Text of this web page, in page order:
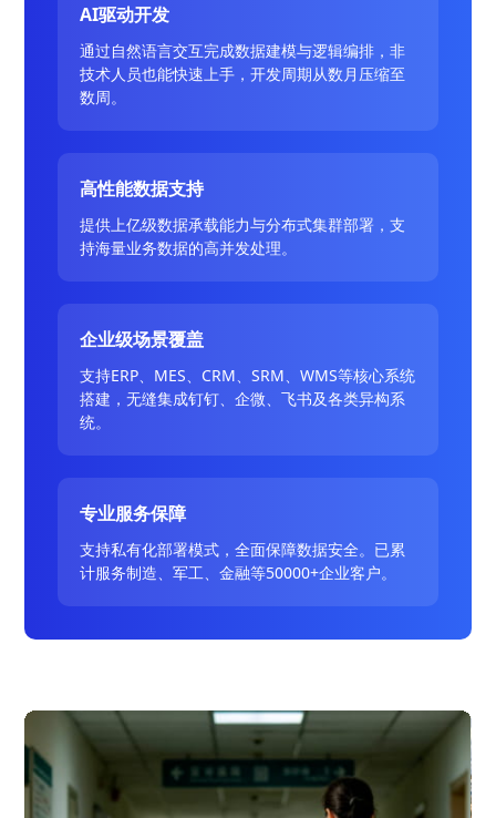
AI驱动开发
通过自然语言交互完成数据建模与逻辑编排，非
技术人员也能快速上手，开发周期从数月压缩至
数周。
高性能数据支持
提供上亿级数据承载能力与分布式集群部署，支
持海量业务数据的高并发处理。
企业级场景覆盖
支持ERP、MES、CRM、SRM、WMS等核心系统
搭建，无缝集成钉钉、企微、飞书及各类异构系
统。
专业服务保障
支持私有化部署模式，全面保障数据安全。已累
计服务制造、军工、金融等50000+企业客户。